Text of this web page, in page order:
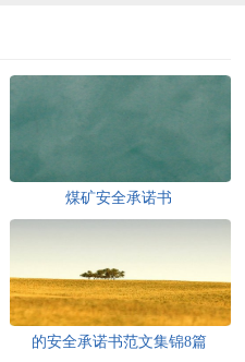
煤矿安全承诺书
的安全承诺书范文集锦8篇